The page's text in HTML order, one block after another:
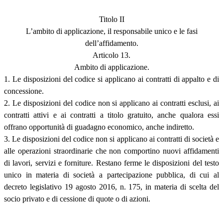
Titolo II
L’ambito di applicazione, il responsabile unico e le fasi
dell’affidamento.
Articolo 13.
Ambito di applicazione.
1. Le disposizioni del codice si applicano ai contratti di appalto e di
concessione.
2. Le disposizioni del codice non si applicano ai contratti esclusi, ai
contratti attivi e ai contratti a titolo gratuito, anche qualora essi
offrano opportunità di guadagno economico, anche indiretto.
3. Le disposizioni del codice non si applicano ai contratti di società e
alle operazioni straordinarie che non comportino nuovi affidamenti
di lavori, servizi e forniture. Restano ferme le disposizioni del testo
unico in materia di società a partecipazione pubblica, di cui al
decreto legislativo 19 agosto 2016, n. 175, in materia di scelta del
socio privato e di cessione di quote o di azioni.